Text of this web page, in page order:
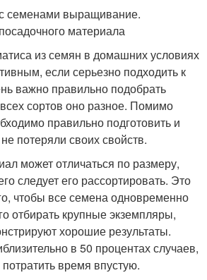
из семян в домашних условиях
если серьезно подходить к
важно правильно подобрать
сортов оно разное. Помимо
правильно подготовить и
потеряли своих свойств.
может отличаться по размеру,
следует его рассортировать. Это
чтобы все семена одновременно
отбирать крупные экземпляры,
хорошие результаты.
в 50 процентах случаев,
время впустую.